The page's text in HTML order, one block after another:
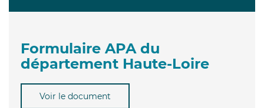
Formulaire APA du
département Haute-Loire
Voir le document